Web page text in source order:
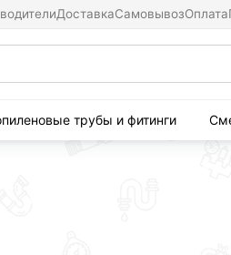
ДоставкаСамовывозОплата
трубы и фитинги